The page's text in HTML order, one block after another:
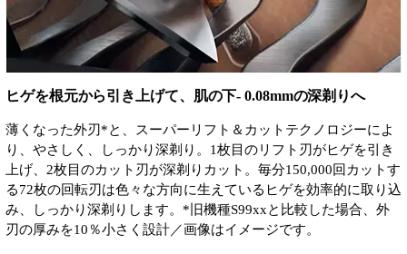
ヒゲを根元から引き上げて、肌の下- 0.08mmの深剃りへ
薄くなった外刃*と、スーパーリフト＆カットテクノロジーによ
り、やさしく、しっかり深剃り。1枚目のリフト刃がヒゲを引き
上げ、2枚目のカット刃が深剃りカット。毎分150,000回カットす
る72枚の回転刃は色々な方向に生えているヒゲを効率的に取り込
み、しっかり深剃りします。*旧機種S99xxと比較した場合、外
刃の厚みを10％小さく設計／画像はイメージです。